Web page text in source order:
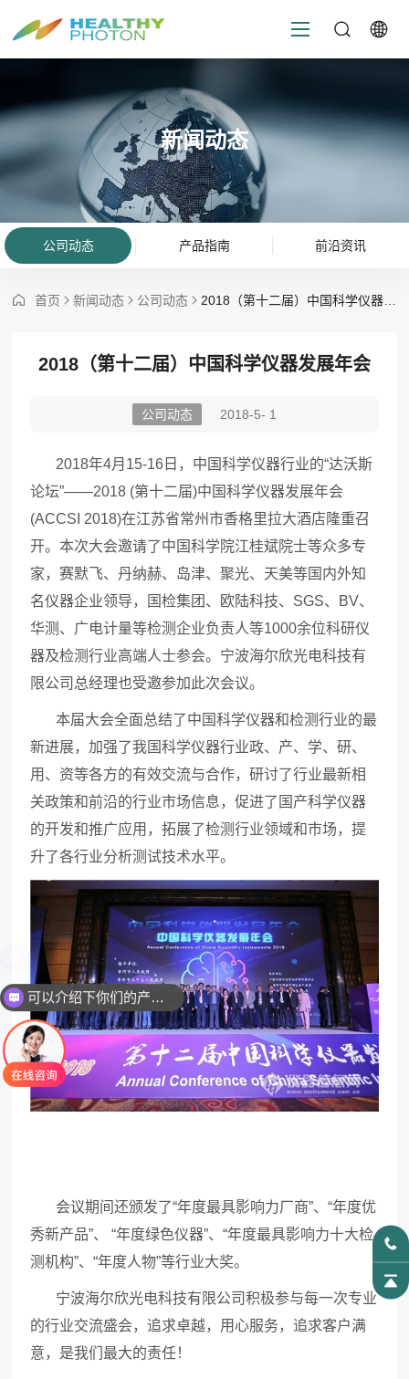
新闻动态
公司动态 产品指南 前沿资讯
首页 新闻动态 公司动态 2018（第十二届）中国科学仪器发展年会
2018（第十二届）中国科学仪器发展年会
公司动态 2018-5- 1
2018年4月15-16日，中国科学仪器行业的“达沃斯
论坛”——2018 (第十二届)中国科学仪器发展年会
(ACCSI 2018)在江苏省常州市香格里拉大酒店隆重召
开。本次大会邀请了中国科学院江桂斌院士等众多专
家，赛默飞、丹纳赫、岛津、聚光、天美等国内外知
名仪器企业领导，国检集团、欧陆科技、SGS、BV、
华测、广电计量等检测企业负责人等1000余位科研仪
器及检测行业高端人士参会。 宁波海尔欣光电科技有
限公司总经理也受邀参加此次会议。
本届大会全面总结了中国科学仪器和检测行业的最
新进展，加强了我国科学仪器行业政、产、学、研、
用、资等各方的有效交流与合作，研讨了行业最新相
关政策和前沿的行业市场信息，促进了国产科学仪器
的开发和推广应用，拓展了检测行业领域和市场，提
升了各行业分析测试技术水平。
会议期间还颁发了“年度最具影响力厂商”、“年度优
秀新产品”、 “年度绿色仪器”、“年度最具影响力十大检
测机构”、“年度人物”等行业大奖。
宁波海尔欣光电科技有限公司积极参与每一次专业
的行业交流盛会，追求卓越，用心服务，追求客户满
意，是我们最大的责任！
可以介绍下你们的产品么